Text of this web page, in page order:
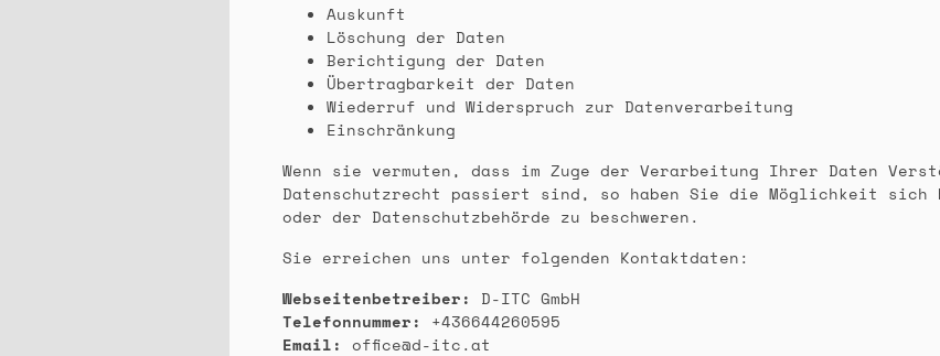
Auskunft
Löschung der Daten
Berichtigung der Daten
Übertragbarkeit der Daten
Wiederruf und Widerspruch zur Datenverarbeitung
Einschränkung
Wenn sie vermuten, dass im Zuge der Verarbeitung Ihrer Daten
Datenschutzrecht passiert sind, so haben Sie die Möglichkeit
oder der Datenschutzbehörde zu beschweren.
Sie erreichen uns unter folgenden Kontaktdaten:
Webseitenbetreiber:
D-ITC GmbH
Telefonnummer:
+436644260595
Email: office@d-itc.at